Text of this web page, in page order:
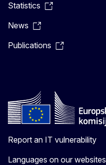
Statistics
News
Publications
Report an IT vulnerability
Languages on our websites